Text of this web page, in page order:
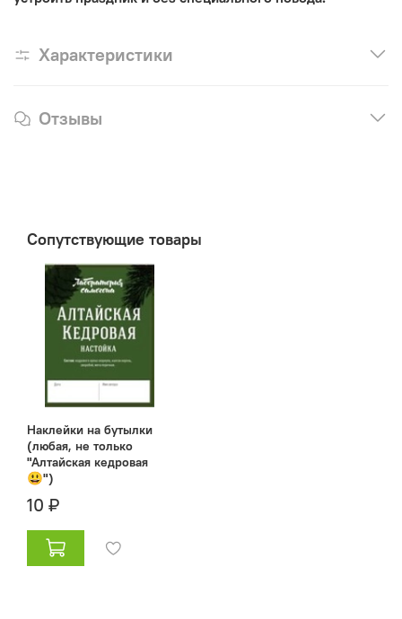
Характеристики
Отзывы
Сопутствующие товары
Наклейки на бутылки
(любая, не только
"Алтайская кедровая
😃")
10 ₽